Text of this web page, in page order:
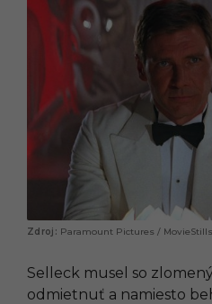
Paramount Pictures /
Selleck musel so
odmietnuť a namiesto